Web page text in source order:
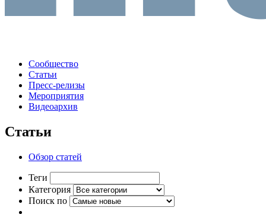
Сообщество
Статьи
Пресс-релизы
Мероприятия
Видеоархив
Статьи
Обзор статей
Теги
Категория
Поиск по